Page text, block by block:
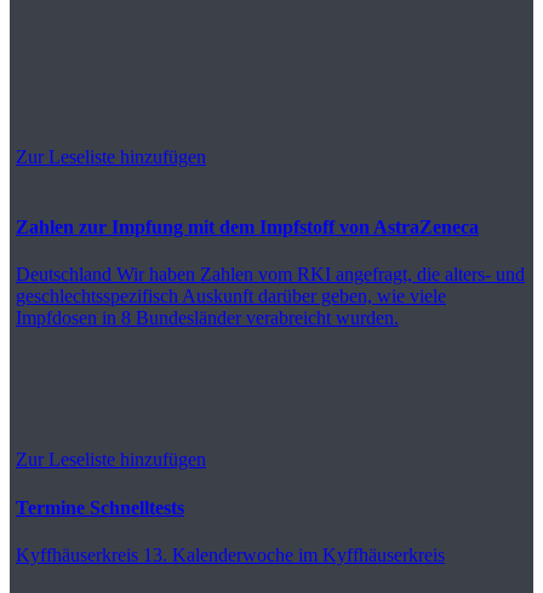
Zur Leseliste hinzufügen
Zahlen zur Impfung mit dem Impfstoff von AstraZeneca
Deutschland Wir haben Zahlen vom RKI angefragt, die alters- und
geschlechtsspezifisch Auskunft darüber geben, wie viele
Impfdosen in 8 Bundesländer verabreicht wurden.
Zur Leseliste hinzufügen
Termine Schnelltests
Kyffhäuserkreis 13. Kalenderwoche im Kyffhäuserkreis